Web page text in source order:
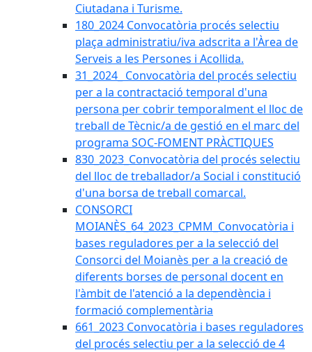
Ciutadana i Turisme.
180_2024 Convocatòria procés selectiu
plaça administratiu/iva adscrita a l'Àrea de
Serveis a les Persones i Acollida.
31_2024_ Convocatòria del procés selectiu
per a la contractació temporal d'una
persona per cobrir temporalment el lloc de
treball de Tècnic/a de gestió en el marc del
programa SOC-FOMENT PRÀCTIQUES
830_2023_Convocatòria del procés selectiu
del lloc de treballador/a Social i constitució
d'una borsa de treball comarcal.
CONSORCI
MOIANÈS_64_2023_CPMM_Convocatòria i
bases reguladores per a la selecció del
Consorci del Moianès per a la creació de
diferents borses de personal docent en
l'àmbit de l'atenció a la dependència i
formació complementària
661_2023 Convocatòria i bases reguladores
del procés selectiu per a la selecció de 4